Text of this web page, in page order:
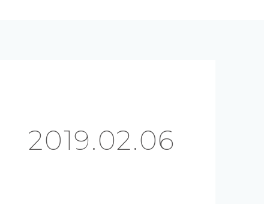
2019.02.06